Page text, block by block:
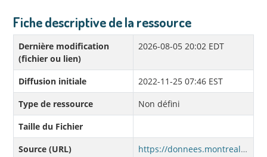
Fiche descriptive de la ressource
Dernière modification
(fichier ou lien)
2026-08-05 20:02 EDT
Diffusion initiale
2022-11-25 07:46 EST
Type de ressource
Non défini
Taille du Fichier
Source (URL)
https://donnees.montreal.ca/dataset/f8d1c621-f784-4380-994c-97c4369bb17f/resource/5802b643-487b-49c7-955e-7d61ad38f1c8/download/reglements-municipaux.csv